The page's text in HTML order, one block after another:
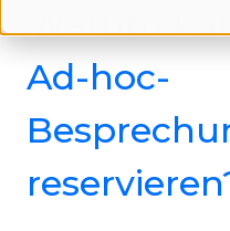
Warum
Ad-hoc-